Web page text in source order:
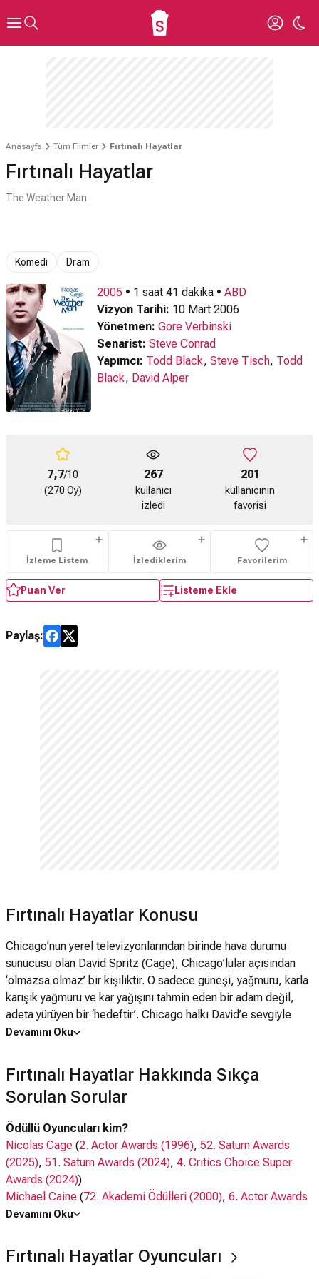
Anasayfa Tüm Filmler Fırtınalı Hayatlar
Fırtınalı Hayatlar
The Weather Man
Komedi Dram
2005 • 1 saat 41 dakika • ABD
Vizyon Tarihi: 10 Mart 2006
Yönetmen: Gore Verbinski
Senarist: Steve Conrad
Yapımcı: Todd Black, Steve Tisch, Todd
Black, David Alper
7,7/10
(270 Oy)
267
kullanıcı
izledi
201
kullanıcının
favorisi
İzleme Listem İzlediklerim Favorilerim
Puan Ver Listeme Ekle
Paylaş:
Fırtınalı Hayatlar Konusu
Chicago’nun yerel televizyonlarından birinde hava durumu
sunucusu olan David Spritz (Cage), Chicago’lular açısından
‘olmazsa olmaz’ bir kişiliktir. O sadece güneşi, yağmuru, karla
karışık yağmuru ve kar yağışını tahmin eden bir adam değil,
adeta yürüyen bir ‘hedeftir’. Chicago halkı David’e sevgiyle
nefret arasında gidip gelen özel bir ilgi duymaktadır. Onu
meşrubat, bira, hamburger gibi şeyler fırlatmaktan kendilerini
alamamaktadırlar. David’in tek isteği ise birazcık saygıdır.
Özellikle Nobel ödüllü yazar babası Robert Spritz’in (Caine)
takdirini, beğenisini kazanmayı istemektedir. Onun gözlerinin
içine bakacak cesareti bile kalmamıştır. Ondan bir parça saygı
görmek için her şeyini vermeye hazır olan David, eski karısının
gönlünü ve sevgisini yeniden kazanmaya çalışırken bir yandan
da çocukları için kaygılanmaktadır. Ne zaman ortaya çıkacağını
tahmin etmeye çalıştığı kasırga ve tufanların yarattığı yıkım gibi
kendi yaşamı da, büyük bir felakete sürüklenmektedir.
Devamını Oku
Fırtınalı Hayatlar Hakkında Sıkça
Sorulan Sorular
Ödüllü Oyuncuları kim?
Nicolas Cage (2. Actor Awards (1996), 52. Saturn Awards
(2025), 51. Saturn Awards (2024), 4. Critics Choice Super
Awards (2024))
Michael Caine (72. Akademi Ödülleri (2000), 6. Actor Awards
(2000))
Gil Bellows
5. Actor Awards (1999)
Oyuncuları kim?
Devamını Oku
Fırtınalı Hayatlar Oyuncuları